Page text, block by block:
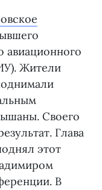
авиационного
Жители
Своего
Глава
этот
В